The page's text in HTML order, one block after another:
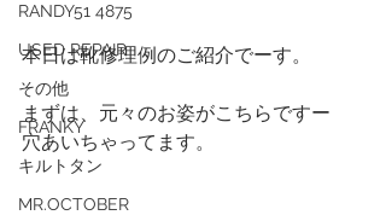
RANDY51 4875
USED REPAIR
その他
FRANKY
キルトタン
MR.OCTOBER
本日は靴修理例のご紹介でーす。
まずは、元々のお姿がこちらですー
穴あいちゃってます。